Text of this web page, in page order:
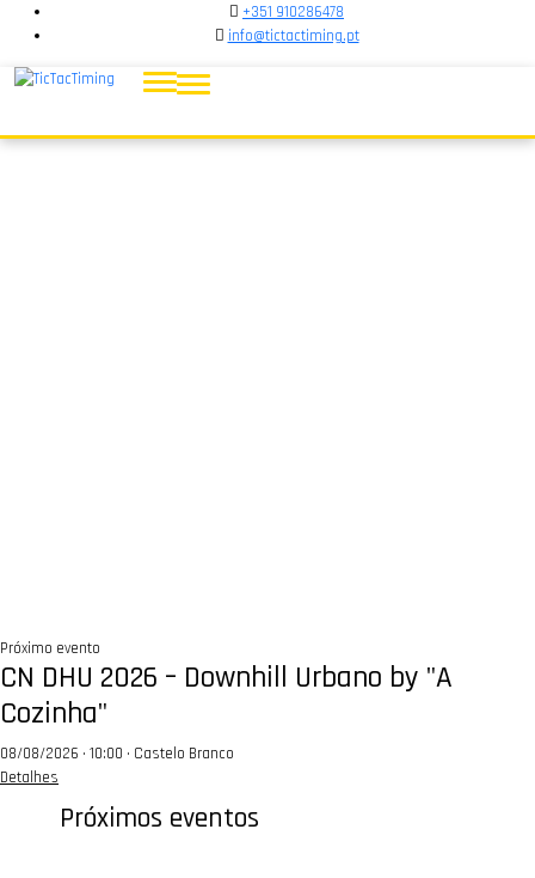
+351 910286478
info@tictactiming.pt
Próximo evento
CN DHU 2026 – Downhill Urbano by "A
Cozinha"
08/08/2026 · 10:00 · Castelo Branco
Detalhes
Próximos eventos